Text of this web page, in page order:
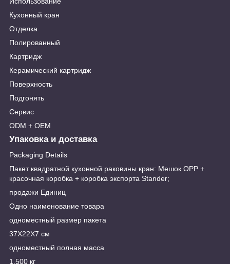
Кухонный кран
Отделка
Полированный
Картридж
Керамический картридж
Поверхность
Подгонять
Сервис
ODM + OEM
Упаковка и доставка
Packaging Details
Пакет квадратной кухонной раковины кран: Мешок OPP +
красочная коробка + коробка экспорта Stander;
продажи Единиц
Одно наименование товара
одноместный размер пакета
37X22X7 см
одноместный полная масса
1.500 кг